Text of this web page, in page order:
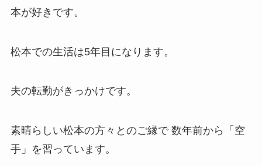
本が好きです。
松本での生活は5年目になります。
夫の転勤がきっかけです。
素晴らしい松本の方々とのご縁で 数年前から「空
手」を習っています。